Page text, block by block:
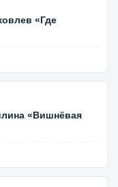
«Где
«Вишнёвая